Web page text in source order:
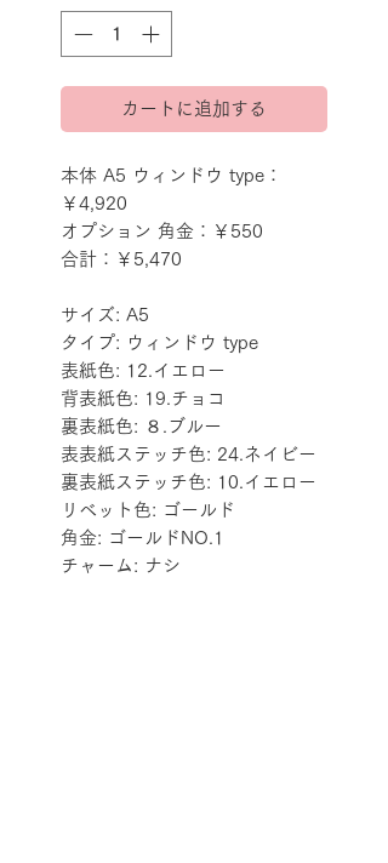
カートに追加する
本体 A5 ウィンドウ type：
￥4,920
オプション 角金：￥550
合計：￥5,470
サイズ: A5
タイプ: ウィンドウ type
表紙色: 12.イエロー
背表紙色: 19.チョコ
裏表紙色: ８.ブルー
表表紙ステッチ色: 24.ネイビー
裏表紙ステッチ色: 10.イエロー
リベット色: ゴールド
角金: ゴールドNO.1
チャーム: ナシ